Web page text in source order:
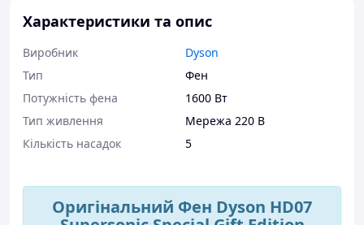
Характеристики та опис
Виробник
Dyson
Тип
Фен
Потужність фена
1600 Вт
Тип живлення
Мережа 220 В
Кількість насадок
5
Оригінальний Фен Dyson HD07